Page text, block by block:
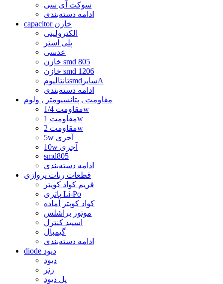
سوکت آی سی
ادامه دسته‌بندی
capacitor خازن
الکترولیتی
پلی استر
عدسی
خازن smd 805
خازن smd 1206
تانتالیومsmdسایزA
ادامه دسته‌بندی
مقاومت , پتانسیومتر , ولوم
مقاومت 1/4w
مقاومت 1w
مقاومت 2w
5w آجری
10w آجری
smd805
ادامه دسته‌بندی
قطعات ربات پروازی
فریم کواد کوپتر
باتری Li-Po
کواد کوپتر آماده
موتور براشلس
اسپید کنترل
گیمبال
ادامه دسته‌بندی
diode دیود
دیود
زنر
پل دیود